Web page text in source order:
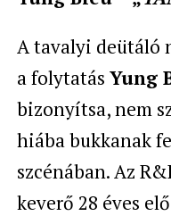
A tavalyi deütáló
a folytatás Yung
bizonyítsa, nem
hiába bukkanak
szcénában. Az
keverő 28 éves